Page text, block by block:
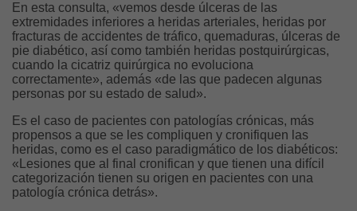
En esta consulta, «vemos desde úlceras de las
extremidades inferiores a heridas arteriales, heridas por
fracturas de accidentes de tráfico, quemaduras, úlceras de
pie diabético, así como también heridas postquirúrgicas,
cuando la cicatriz quirúrgica no evoluciona
correctamente», además «de las que padecen algunas
personas por su estado de salud».
Es el caso de pacientes con patologías crónicas, más
propensos a que se les compliquen y cronifiquen las
heridas, como es el caso paradigmático de los diabéticos:
«Lesiones que al final cronifican y que tienen una difícil
categorización tienen su origen en pacientes con una
patología crónica detrás».